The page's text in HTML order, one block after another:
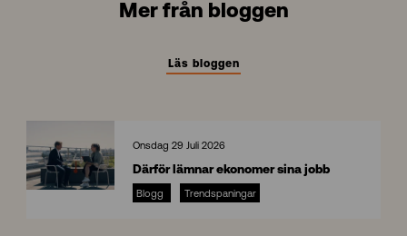
Mer från bloggen
Läs bloggen
Onsdag 29 Juli 2026
Därför lämnar ekonomer sina jobb
Blogg Trendspaningar